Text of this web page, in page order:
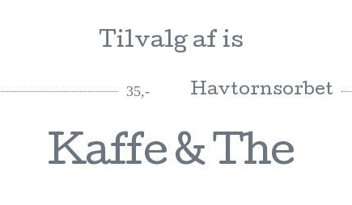
Tilvalg af is
35,- Havtornsorbet
Kaffe & The